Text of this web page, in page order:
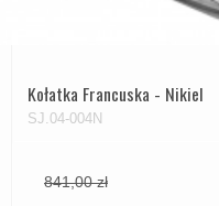
Kołatka Francuska - Nikiel
SJ.04-004N
841,00 zł